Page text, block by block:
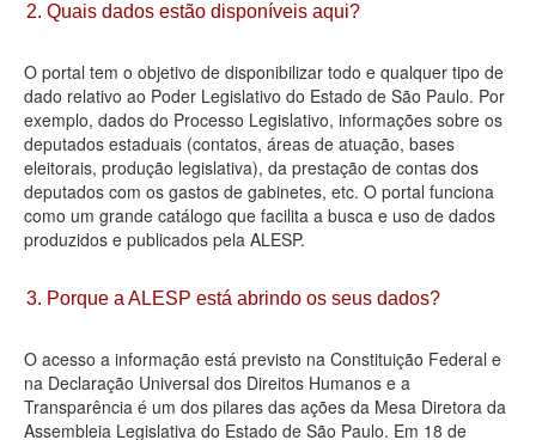
Agenda
Perguntas frequentes
Contato
2. Quais dados estão disponíveis aqui?
O portal tem o objetivo de disponibilizar todo e qualquer tipo de
dado relativo ao Poder Legislativo do Estado de São Paulo. Por
exemplo, dados do Processo Legislativo, informações sobre os
deputados estaduais (contatos, áreas de atuação, bases
eleitorais, produção legislativa), da prestação de contas dos
deputados com os gastos de gabinetes, etc. O portal funciona
como um grande catálogo que facilita a busca e uso de dados
produzidos e publicados pela ALESP.
3. Porque a ALESP está abrindo os seus dados?
O acesso a informação está previsto na Constituição Federal e
na Declaração Universal dos Direitos Humanos e a
Transparência é um dos pilares das ações da Mesa Diretora da
Assembleia Legislativa do Estado de São Paulo. Em 18 de